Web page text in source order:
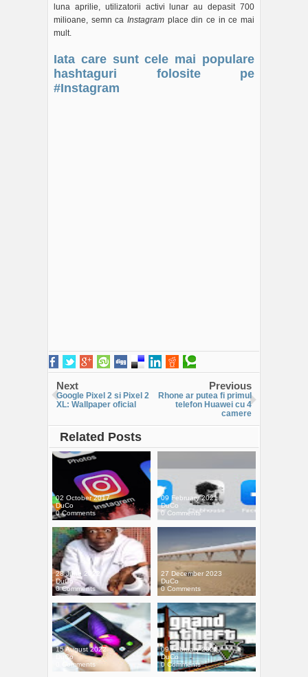
luna aprilie, utilizatorii activi lunar au depasit 700
milioane, semn ca Instagram place din ce in ce mai
mult.
Iata care sunt cele mai populare
hashtaguri folosite pe
#Instagram
Next
Google Pixel 2 si Pixel 2
XL: Wallpaper oficial
Previous
Rhone ar putea fi primul
telefon Huawei cu 4
camere
Related Posts
02 October 2017
DuCo
0 Comments
09 February 2021
DuCo
0 Comments
28 June 2022
DuCo
0 Comments
27 December 2023
DuCo
0 Comments
15 August 2022
DuCo
0 Comments
09 February 2021
DuCo
0 Comments